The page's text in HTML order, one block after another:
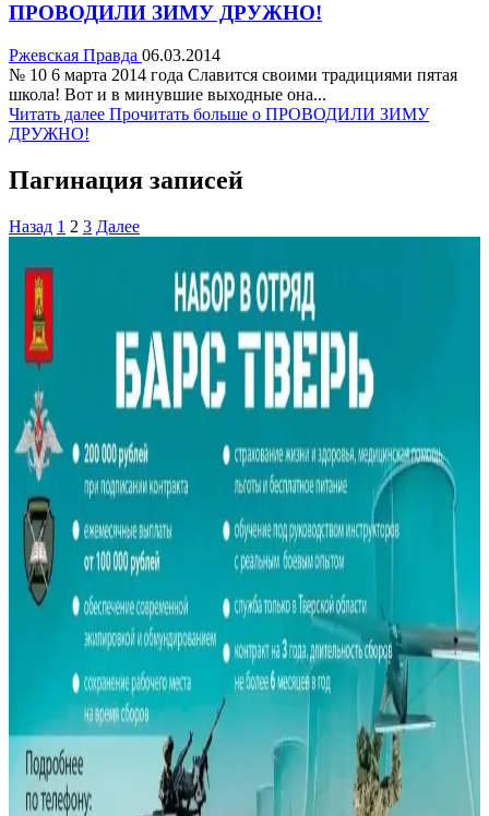
ПРОВОДИЛИ ЗИМУ ДРУЖНО!
Ржевская Правда 06.03.2014
№ 10 6 марта 2014 года Славится своими традициями пятая
школа! Вот и в минувшие выходные она...
Читать далее Прочитать больше о ПРОВОДИЛИ ЗИМУ
ДРУЖНО!
Пагинация записей
Назад 1 2 3 Далее